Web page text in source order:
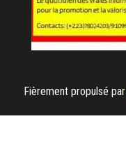
Fièrement propulsé par